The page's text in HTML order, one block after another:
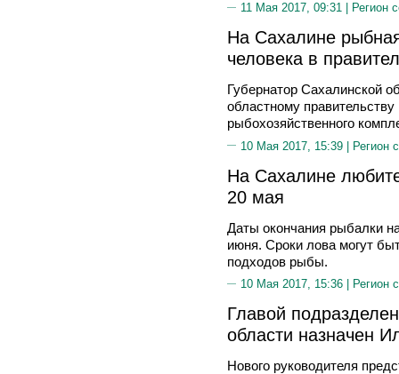
11 Мая 2017, 09:31 | Регион
На Сахалине
человека в
Губернатор Сахалинской
областному
рыбохозяйственного
10 Мая 2017, 15:39 | Регион
На Сахалине
20 мая
Даты окончания рыбалки
июня. Сроки лова могут
подходов рыбы.
10 Мая 2017, 15:36 | Регион
Главой
области назначен
Нового руководителя